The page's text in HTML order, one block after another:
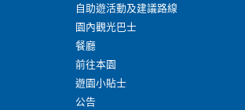
自助遊活動及建議路線
園內觀光巴士
餐廳
前往本園
遊園小貼士
公告